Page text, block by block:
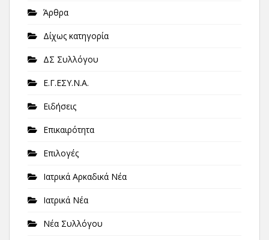
Άρθρα
Δίχως κατηγορία
ΔΣ Συλλόγου
Ε.Γ.ΕΣΥ.Ν.Α.
Ειδήσεις
Επικαιρότητα
Επιλογές
Ιατρικά Αρκαδικά Νέα
Ιατρικά Νέα
Νέα Συλλόγου